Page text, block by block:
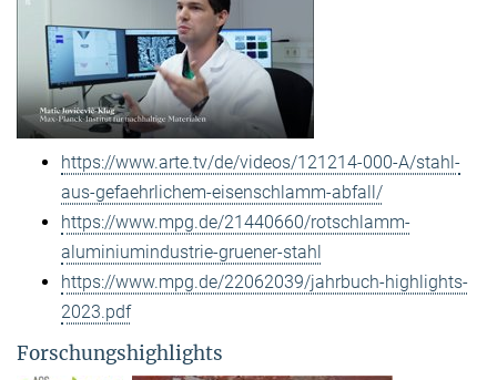
https://www.arte.tv/de/videos/121214-000-A/stahl-
aus-gefaehrlichem-eisenschlamm-abfall/
https://www.mpg.de/21440660/rotschlamm-
aluminiumindustrie-gruener-stahl
https://www.mpg.de/22062039/jahrbuch-highlights-
2023.pdf
Forschungshighlights